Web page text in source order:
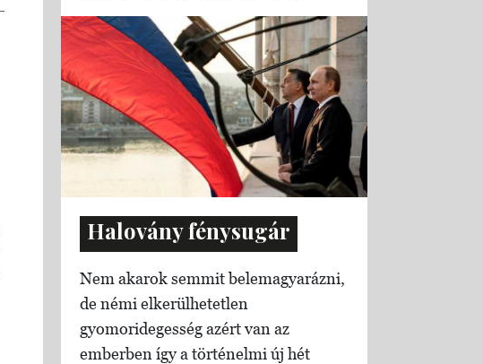
Halovány fénysugár
Nem akarok semmit belemagyarázni,
de némi elkerülhetetlen
gyomoridegesség azért van az
emberben így a történelmi új hét